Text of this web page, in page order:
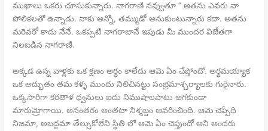
ముఖాలు ఒకరు చూసుకున్నారు. నాగరాణి నవ్వుతూ ” అతను ఎవరు నా
పోలికలతో ఉన్నాడు. నాకు అన్నో, తమ్ముడో అనుకుంటున్నారు కదా. అతను
మరెవరో కాదు నేనే. ఒకప్పటి నాగరాజానే ఇపుడు మీ ముందర విజేతగా
నిలబడిన నాగరాణి.
అక్కడ ఉన్న వాళ్లకు ఒక క్షణం అర్ధం కాలేదు ఆమె ఏం చేప్తోందో. అర్ధమయ్యాక
ఒక అద్భుతం తమ కళ్ళ ముందు నిలిచినట్టు సంభ్రమాశ్చర్యాలకు గురైనారు.
ఒక్కసారిగా కరతాళ ధ్వనులు ఐదు నిముషాలపాటు ఆగకుండా
మారుమ్రోగాయి. అనంతరం అంతటా నిశ్శబ్దం ఆవరించింది. ఆమె చెప్పేది
నిజమా, అబద్దమా తేల్చుకోలేని స్థితి లో ఆమె ఏం చెప్తుందో అని అందరు